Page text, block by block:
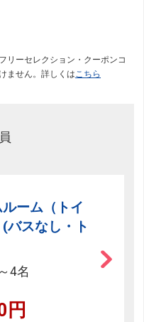
リーセレクション・クーポンコ
ません。詳しくはこちら
ーム（トイ
バスなし・ト
4名
円